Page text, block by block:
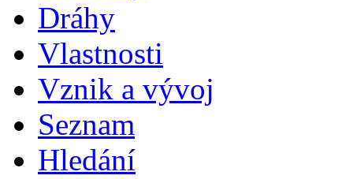
Dráhy
Vlastnosti
Vznik a vývoj
Seznam
Hledání